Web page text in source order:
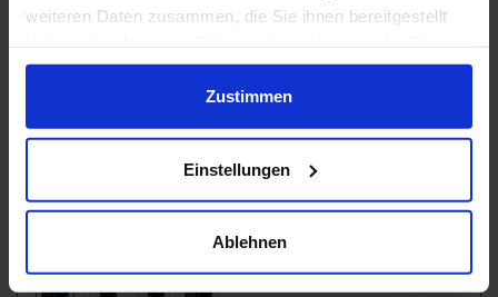
weiteren Daten zusammen, die Sie ihnen bereitgestellt
gesammelt haben.
Zustimmen
Einstellungen
Ablehnen
Details zum Angebot
Vodafone Smart Ultimate
Space Schwarz
Speicher:256 GB